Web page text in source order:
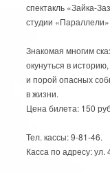
спектакль «Зайка-
студии
Знакомая многим
окунуться в
и порой опасных
в жизни.
Цена билета: 150
Тел. кассы: 9-81-46.
Касса по адресу: ул.